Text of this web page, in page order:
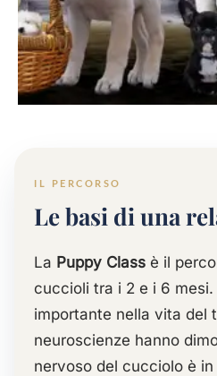
Il momento più
tuo
IL PERCORSO
Le basi di una
La Puppy Class è il
cuccioli tra i 2 e i 6 mesi.
importante nella vita del
neuroscienze hanno
nervoso del cucciolo è